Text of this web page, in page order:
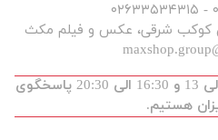
شنبه تا پنجشنبه از ساعت 9 الی 13 و 16:30 الی 20:30 پاسخگوی
هستیم.